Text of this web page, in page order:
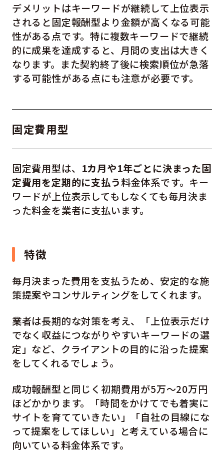
デメリットはキーワードが継続して上位表示
されると固定報酬型より金額が高くなる可能
性がある点です。特に複数キーワードで継続
的に成果を達成すると、月間の支出は大きく
なります。また契約終了後に検索順位が急落
する可能性がある点にも注意が必要です。
固定費用型
固定費用型は、 1カ月や1年ごとに決まった固
定費用を定期的に支払う料金体系です。キー
ワードが上位表示してもしなくても毎月決ま
った料金を業者に支払います。
特徴
毎月決まった費用を支払うため、安定的な施
策提案やコンサルティングをしてくれます。
業者は長期的な対策を考え、「上位表示だけ
でなく収益につながりやすいキーワードの選
定」など、クライアントの目的に沿った提案
をしてくれるでしょう。
成功報酬型と同じく初期費用が5万～20万円
ほどかかります。「時間をかけてでも着実に
サイトを育てていきたい」「自社の目線にな
って提案をしてほしい」と考えている場合に
向いている料金体系です。